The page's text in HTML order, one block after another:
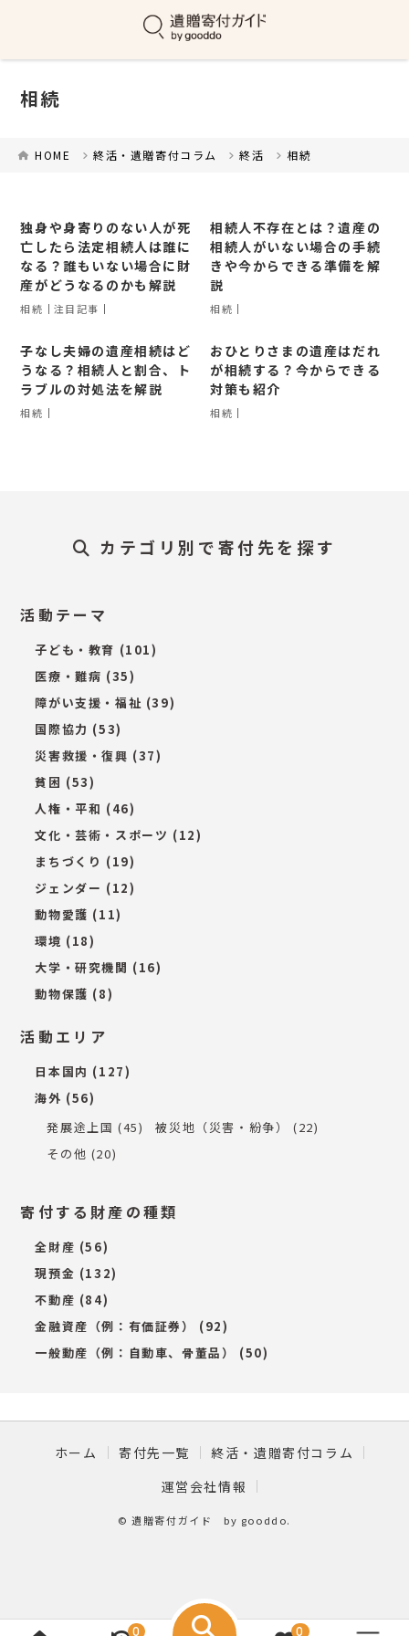
相続
HOME 終活・遺贈寄付コラム 終活 相続
独身や身寄りのない人が死
亡したら法定相続人は誰に
なる？誰もいない場合に財
産がどうなるのかも解説
相続 注目記事
相続人不存在とは？遺産の
相続人がいない場合の手続
きや今からできる準備を解
説
相続
子なし夫婦の遺産相続はど
うなる？相続人と割合、ト
ラブルの対処法を解説
相続
おひとりさまの遺産はだれ
が相続する？今からできる
対策も紹介
相続
カテゴリ別で寄付先を探す
活動テーマ
子ども・教育 (101)
医療・難病 (35)
障がい支援・福祉 (39)
国際協力 (53)
災害救援・復興 (37)
貧困 (53)
人権・平和 (46)
文化・芸術・スポーツ (12)
まちづくり (19)
ジェンダー (12)
動物愛護 (11)
環境 (18)
大学・研究機関 (16)
動物保護 (8)
活動エリア
日本国内 (127)
海外 (56)
発展途上国 (45) 被災地（災害・紛争）
(22)
その他 (20)
寄付する財産の種類
全財産 (56)
現預金 (132)
不動産 (84)
金融資産（例：有価証券）
(92)
一般動産（例：自動車、骨董品）
(50)
ホーム 寄付先一覧
終活・遺贈寄付コラム
運営会社情報
©遺贈寄付ガイド by gooddo.
0 0